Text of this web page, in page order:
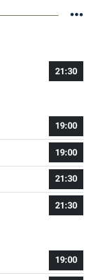
21:30
19:00
19:00
21:30
21:30
19:00